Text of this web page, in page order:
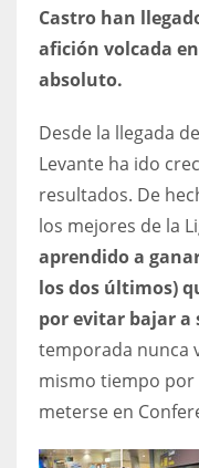
DAL
22
WSH
Castro han
afición volcada
absoluto.
Desde la llegada
Levante ha ido
resultados. De
los mejores de la
aprendido a
los dos últimos)
por evitar bajar a
temporada nunca
mismo tiempo por
meterse en